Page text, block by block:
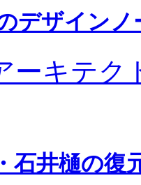
デザインノ
ーキテク
石井樋の